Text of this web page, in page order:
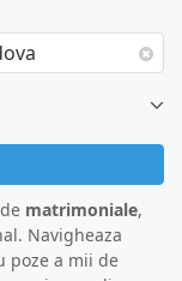
matrimoniale,
Navigheaza
poze a mii de